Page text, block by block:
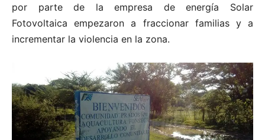
por parte de la empresa de energía Solar
Fotovoltaica empezaron a fraccionar familias y a
incrementar la violencia en la zona.